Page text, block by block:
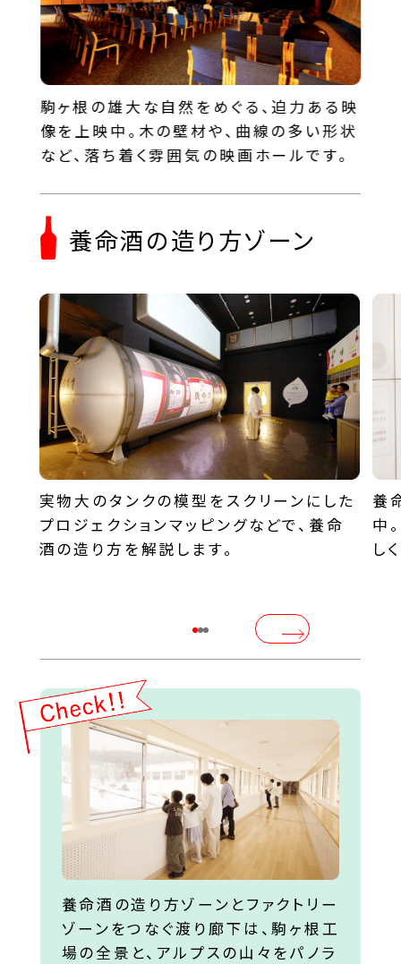
駒ヶ根の雄大な自然をめぐる、迫力ある映
像を上映中。木の壁材や、曲線の多い形状
など、落ち着く雰囲気の映画ホールです。
養命酒の造り方ゾーン
実物大のタンクの模型をスクリーンにした
プロジェクションマッピングなどで、養命
酒の造り方を解説します。
養
中
し
養命酒の造り方ゾーンとファクトリー
ゾーンをつなぐ渡り廊下は、駒ヶ根工
場の全景と、アルプスの山々をパノラ